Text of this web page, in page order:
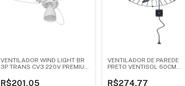
VENTILADOR WIND LIGHT BR
3P TRANS CV3 220V PREMIUM
R$201,05
VENTILADOR DE PAREDE
PRETO VENTISOL 60CM
R$274,77